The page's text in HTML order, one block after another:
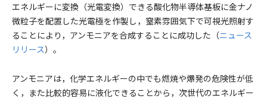
エネルギーに変換（光電変換）できる酸化物半導体基板に金ナノ
微粒子を配置した光電極を作製し，窒素雰囲気下で可視光照射す
ることにより，アンモニアを合成することに成功した（ニュース
リリース）。
アンモニアは，化学エネルギーの中でも燃焼や爆発の危険性が低
く，また比較的容易に液化できることから，次世代のエネルギー